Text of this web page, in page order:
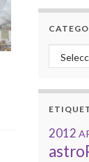
2012